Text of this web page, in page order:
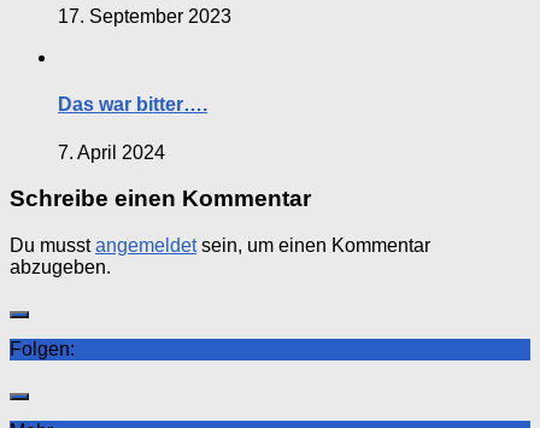
17. September 2023
Das war bitter….
7. April 2024
Schreibe einen Kommentar
Du musstangemeldetsein, um einen Kommentar
abzugeben.
Folgen: